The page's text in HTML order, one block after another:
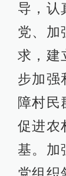
导，认
党、加
求，建
步加强
障村民
促进农
基。加